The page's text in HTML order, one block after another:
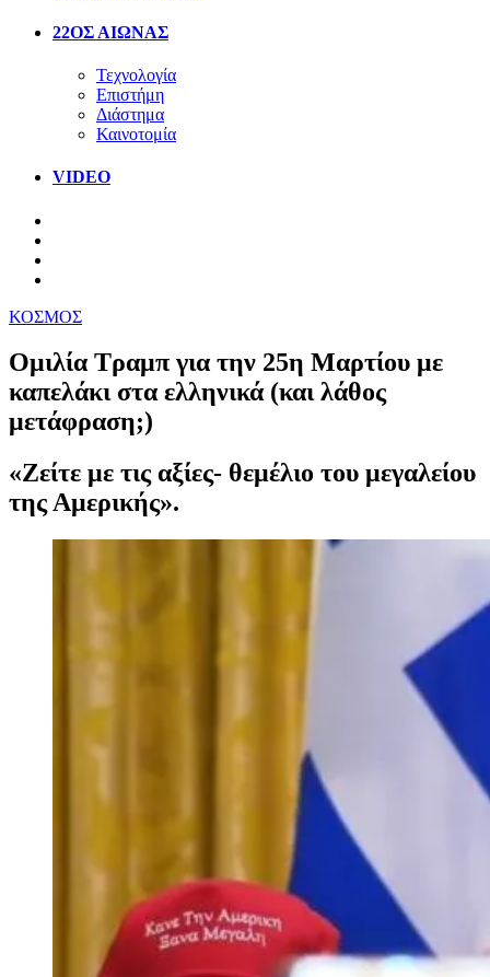
22ΟΣ ΑΙΩΝΑΣ
Τεχνολογία
Επιστήμη
Διάστημα
Καινοτομία
VIDEO
ΚΟΣΜΟΣ
Ομιλία Τραμπ για την 25η Μαρτίου με
καπελάκι στα ελληνικά (και λάθος
μετάφραση;)
«Ζείτε με τις αξίες- θεμέλιο του μεγαλείου
της Αμερικής».